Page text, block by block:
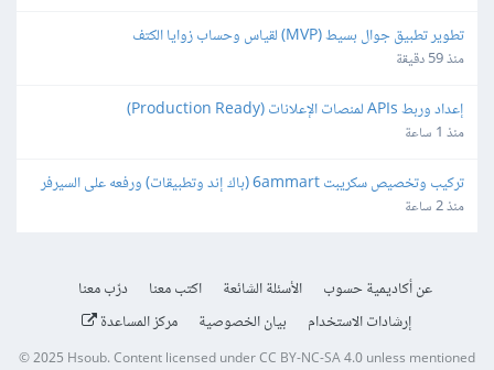
تطوير تطبيق جوال بسيط (MVP) لقياس وحساب زوايا الكتف
منذ 59 دقيقة
إعداد وربط APIs لمنصات الإعلانات (Production Ready)
منذ 1 ساعة
تركيب وتخصيص سكريبت 6ammart (باك إند وتطبيقات) ورفعه على السيرفر
والمتجر
منذ 2 ساعة
عن أكاديمية حسوب الأسئلة الشائعة اكتب معنا
درّب معنا
إرشادات الاستخدام
بيان الخصوصية مركز المساعدة
© 2025 Hsoub.Content licensed underCC BY-NC-SA 4.0unless mentioned